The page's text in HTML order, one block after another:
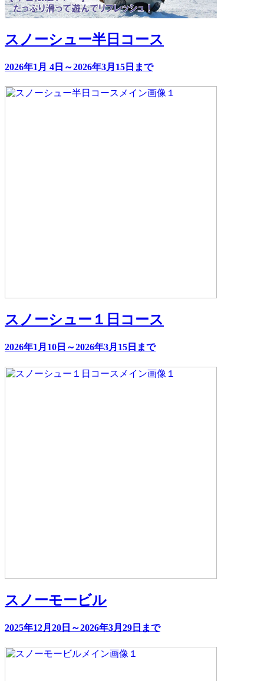
スノーシュー半日コース
2026年1月 4日～2026年3月15日まで
スノーシュー１日コース
2026年1月10日～2026年3月15日まで
スノーモービル
2025年12月20日～2026年3月29日まで